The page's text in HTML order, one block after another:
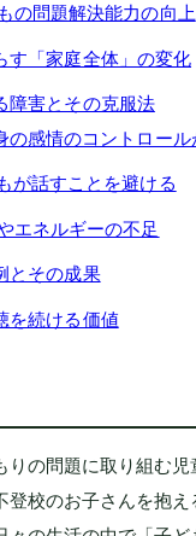
の問題解決能力の向上
す「家庭全体」の変化
障害とその克服法
の感情のコントロール
が話すことを避ける
エネルギーの不足
とその成果
を続ける価値
りの問題に取り組む
登校のお子さんを抱